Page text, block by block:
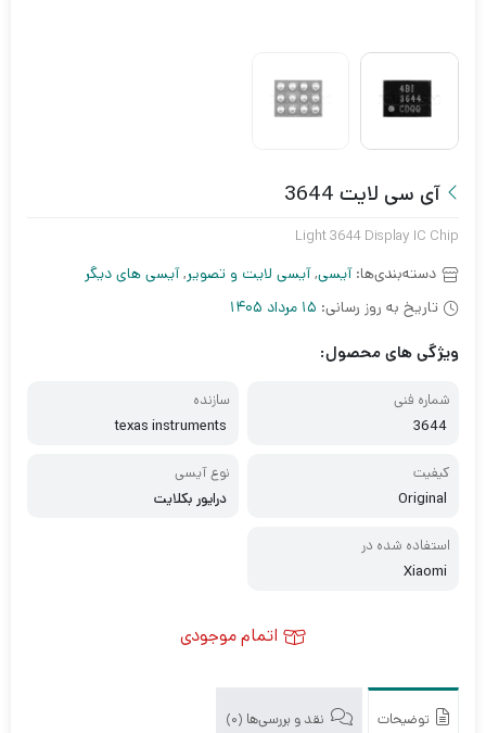
آی سی لایت 3644
Light 3644 Display IC Chip
دسته‌بندی‌ها:آیسی,آیسی لایت و تصویر,آیسی های دیگر
تاریخ به روز رسانی: 15 مرداد 1405
ویژگی های محصول:
شماره فنی
3644
سازنده
texas instruments
کیفیت
Original
نوع آیسی
درایور بکلایت
استفاده شده در
Xiaomi
اتمام موجودی
توضیحات نقد و بررسی‌ها (0)